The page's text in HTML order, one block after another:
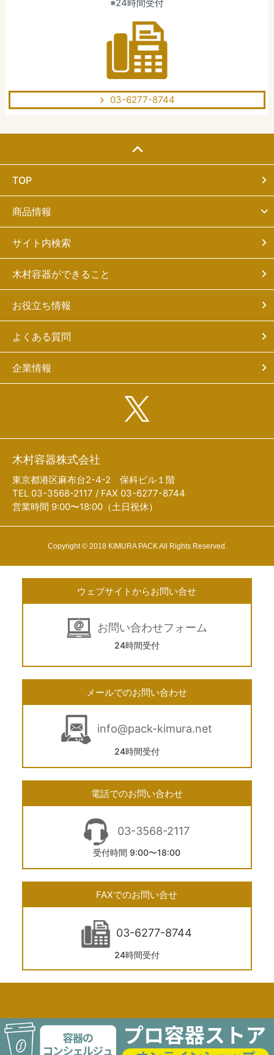
※24時間受付
03-6277-8744
TOP
商品情報
サイト内検索
木村容器ができること
お役立ち情報
よくある質問
企業情報
木村容器株式会社
東京都港区麻布台2-4-2 保科ビル１階
TEL 03-3568-2117 / FAX 03-6277-8744
営業時間 9:00〜18:00（土日祝休）
Copyright © 2018 KIMURA PACK All Rights Reserved.
ウェブサイトからお問い合せ
お問い合わせフォーム
24時間受付
メールでのお問い合わせ
info@pack-kimura.net
24時間受付
電話でのお問い合わせ
03-3568-2117
受付時間 9:00〜18:00
FAXでのお問い合せ
03-6277-8744
24時間受付